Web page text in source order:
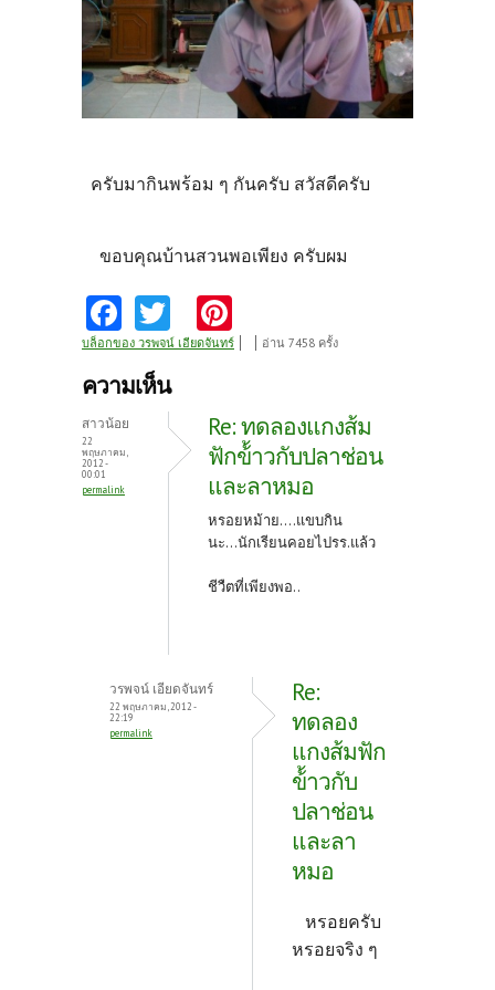
ครับมากินพร้อม ๆ กันครับ สวัสดีครับ
ขอบคุณบ้านสวนพอเพียง ครับผม
Fa
ce
b
o
o
k
w
itt
nt
es
t
บล็อกของ วรพจน์ เอียดจันทร์ อ่าน 7458 ครั้ง
ความเห็น
สาวน้อย
22
พฤษภาคม,
2012 -
00:01
permalink
Re: ทดลองแกงส้ม
ฟักข้้าวกับปลาช่อน
และลาหมอ
หรอยหม้าย....แขบกิน
นะ...นักเรียนคอยไปรร.แล้ว
ชีวืตที่เพียงพอ..
วรพจน์ เอียดจันทร์
22 พฤษภาคม, 2012 -
22:19
permalink
Re:
ทดลอง
แกงส้มฟัก
ข้้าวกับ
ปลาช่อน
และลา
หมอ
หรอยครับ
หรอยจริง ๆ